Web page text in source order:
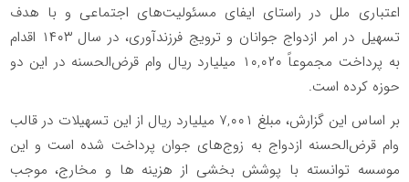
اعتباری ملل در راستای ایفای مسئولیت‌های اجتماعی و با هدف
تسهیل در امر ازدواج جوانان و ترویج فرزندآوری، در سال ۱۴۰۳ اقدام
به پرداخت مجموعاً ۱۰,۰۲۰ میلیارد ریال وام قرض‌الحسنه در این دو
حوزه کرده است.
بر اساس این گزارش، مبلغ ۷,۰۰۱ میلیارد ریال از این تسهیلات در قالب
وام قرض‌الحسنه ازدواج به زوج‌های جوان پرداخت شده است و این
موسسه توانسته با پوشش بخشی از هزینه ها و مخارج، موجب